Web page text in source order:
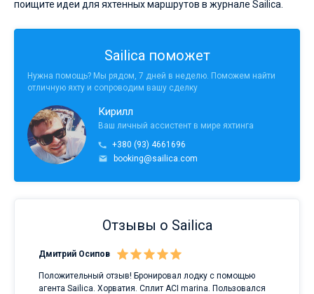
поищите идеи для яхтенных маршрутов в журнале Sailica.
Sailica поможет
Нужна помощь? Мы рядом, 7 дней в неделю. Поможем найти
отличную яхту и сопроводим вашу сделку
Кирилл
Ваш личный ассистент в мире яхтинга
+380 (93) 4661696
booking@sailica.com
Отзывы о Sailica
Дмитрий Осипов
Положительный отзыв! Бронировал лодку с помощью
агента Sailica. Хорватия. Сплит ACI marina. Пользовался